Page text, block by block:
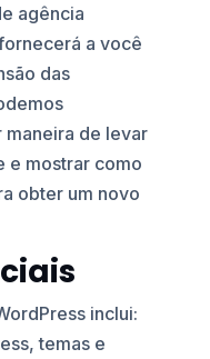
agência
a você
das
maneira de levar
e mostrar como
obter um novo
inclui:
temas e